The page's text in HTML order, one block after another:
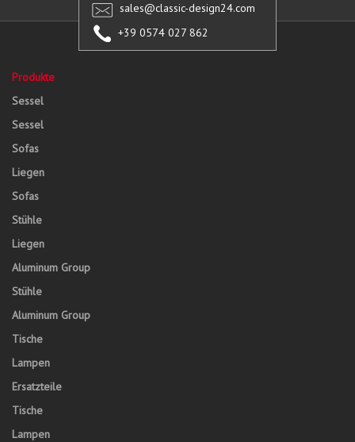
sales@classic-design24.com
+39 0574 027 862
Produkte
Sessel
Sessel
Sofas
Liegen
Sofas
Stühle
Liegen
Aluminum Group
Stühle
Aluminum Group
Tische
Lampen
Ersatzteile
Tische
Lampen